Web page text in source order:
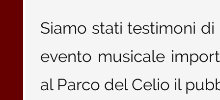
Siamo stati testimoni
evento musicale
al Parco del Celio il